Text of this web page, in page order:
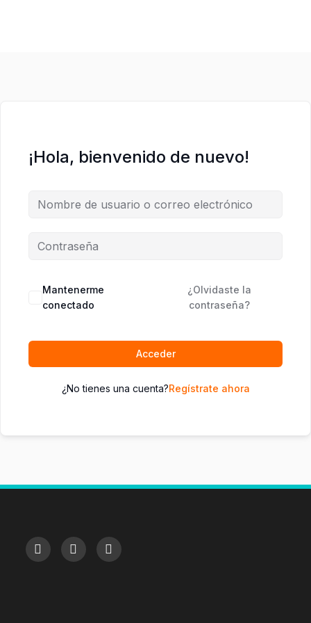
¡Hola, bienvenido de nuevo!
Mantenerme
conectado
¿Olvidaste la
contraseña?
Acceder
¿No tienes una cuenta?Regístrate ahora